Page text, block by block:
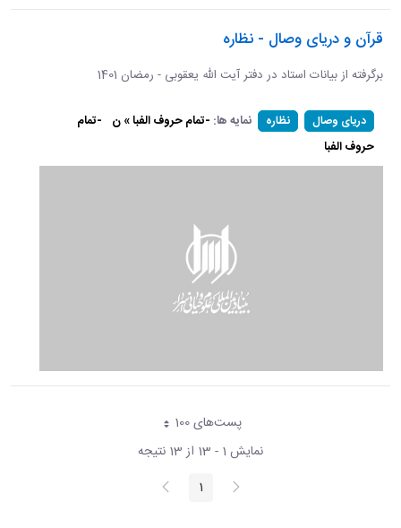
قرآن و دریای وصال - نظاره
برگرفته از بیانات استاد در دفتر آیت الله یعقوبی - رمضان 1401
دریای وصال نظاره نمایه ها: -تمام حروف الفبا » ن -تمام
حروف الفبا
پست‌‌های 100هر صفحه
نمایش 1 - 13 از 13 نتیجه
پیغام
قبلی صفحه1 صفحه
بعد